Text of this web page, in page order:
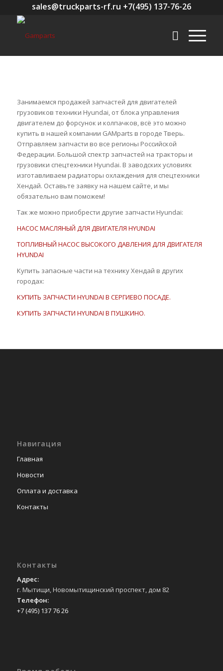
sales@truckparts-rf.ru +7(495) 137-76-26
Занимаемся продажей запчастей для двигателей
грузовиков техники Hyundai, от блока управления
двигателем до форсунок и колпачков, всё это можно
купить в нашей компании GAMparts в городе Тверь.
Отправляем запчасти во все регионы Российской
Федерации. Большой спектр запчастей на тракторы и
грузовики спецтехники Hyundai. В заводских условиях
изготавливаем радиаторы охлаждения для спецтехники
Хендай. Оставьте заявку на нашем сайте, и мы
обязательно вам поможем!
Так же можно приобрести другие запчасти Hyundai:
НАСОС МАСЛЯНЫЙ ДЛЯ ДВИГАТЕЛЯ HYUNDAI
ТОПЛИВНЫЙ НАСОС ВЫСОКОГО ДАВЛЕНИЯ ДЛЯ ДВИГАТЕЛЯ
HYUNDAI
Купить запасные части на технику Хендай в других
городах:
КУПИТЬ ЗАПЧАСТИ HYUNDAI В СЕРГИЕВО ПОСАДЕ.
КУПИТЬ ЗАПЧАСТИ HYUNDAI В ПУШКИНО.
Навигация
Главная
Новости
Оплата и доставка
Контакты
Контакты
Адрес:
г. Мытищи, Новомытищинский проспект, дом 82
Телефон:
+7 (495) 137 76 26